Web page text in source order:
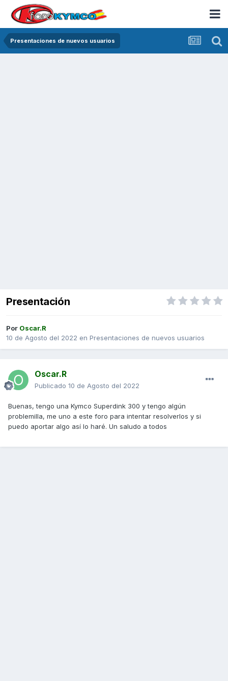
Presentaciones de nuevos usuarios
Presentación
Por Oscar.R
10 de Agosto del 2022 en Presentaciones de nuevos usuarios
Oscar.R
Publicado 10 de Agosto del 2022
Buenas, tengo una Kymco Superdink 300 y tengo algún
problemilla, me uno a este foro para intentar resolverlos y si
puedo aportar algo así lo haré. Un saludo a todos